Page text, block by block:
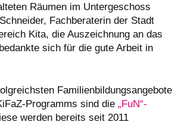
Räumen im Untergeschoss
Fachberaterin der Stadt
Kita, die Auszeichnung an das
sich für die gute Arbeit in
Familienbildungsangebote
Programms sind die „FuN“-
werden bereits seit 2011